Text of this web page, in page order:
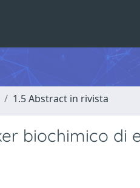
1.5 Abstract in rivista
biochimico